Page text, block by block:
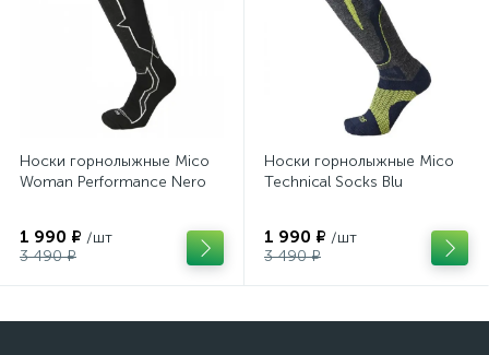
Носки горнолыжные Mico
Woman Performance Nero
1 990 ₽ /шт
3 490 ₽
Носки горнолыжные Mico
Technical Socks Blu
1 990 ₽ /шт
3 490 ₽